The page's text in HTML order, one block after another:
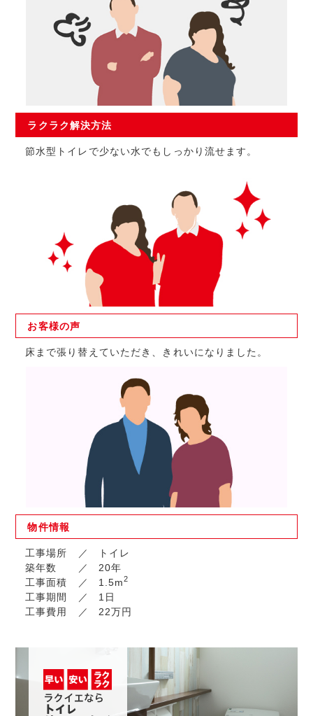
ラクラク解決方法
節水型トイレで少ない水でもしっかり流せます。
お客様の声
床まで張り替えていただき、きれいになりました。
物件情報
工事場所
トイレ
築年数
20年
工事面積
1.5m2
工事期間
1日
工事費用
22万円